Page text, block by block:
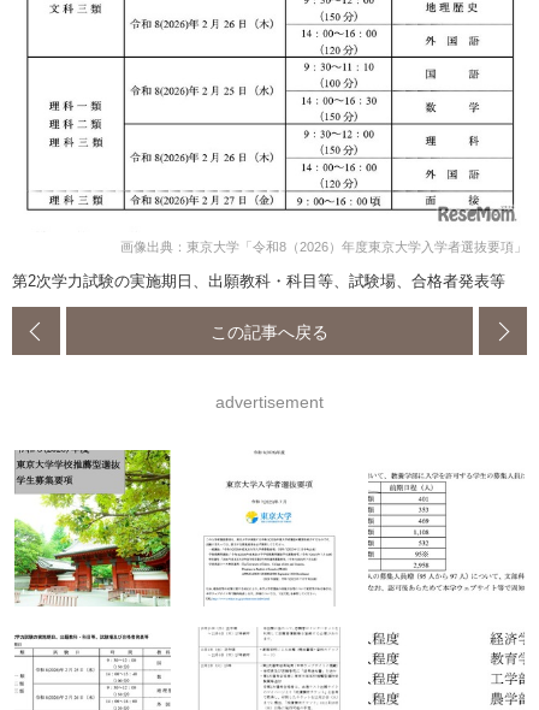
画像出典：東京大学「令和8（2026）年度東京大学入学者選抜要項」
第2次学力試験の実施期日、出願教科・科目等、試験場、合格者発表等
この記事へ戻る
advertisement